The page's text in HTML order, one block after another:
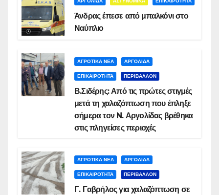
Άνδρας έπεσε από μπαλκόνι στο
Ναύπλιο
ΑΓΡΟΤΙΚΑ ΝΕΑ ΑΡΓΟΛΙΔΑ
ΕΠΙΚΑΙΡΟΤΗΤΑ ΠΕΡΙΒΑΛΛΟΝ
Β.Σιδέρης: Από τις πρώτες στιγμές
μετά τη χαλαζόπτωση που έπληξε
σήμερα τον N. Αργολίδας βρέθηκα
στις πληγείσες περιοχές
ΑΓΡΟΤΙΚΑ ΝΕΑ ΑΡΓΟΛΙΔΑ
ΕΠΙΚΑΙΡΟΤΗΤΑ ΠΕΡΙΒΑΛΛΟΝ
Γ. Γαβρήλος για χαλαζόπτωση σε